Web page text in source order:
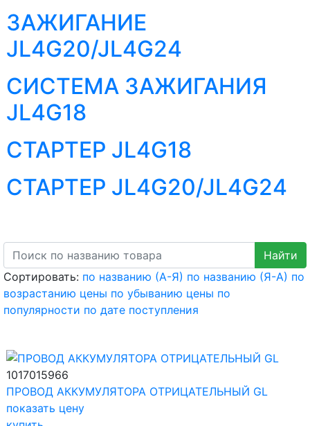
ЗАЖИГАНИЕ
JL4G20/JL4G24
СИСТЕМА ЗАЖИГАНИЯ
JL4G18
СТАРТЕР JL4G18
СТАРТЕР JL4G20/JL4G24
Сортировать: по названию (А-Я) по названию (Я-А) по
возрастанию цены по убыванию цены по
популярности по дате поступления
1017015966
ПРОВОД АККУМУЛЯТОРА ОТРИЦАТЕЛЬНЫЙ GL
показать цену